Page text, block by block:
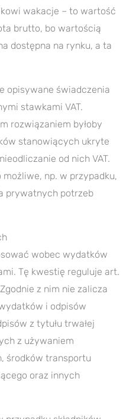
wakacje – to wartość
brutto, bo wartością
dostępna na rynku, a ta
opisywane świadczenia
stawkami VAT.
rozwiązaniem byłoby
stanowiących ukryte
od nich VAT.
np. w przypadku,
prywatnych potrzeb
wobec wydatków
Tę kwestię reguluje art.
z nim nie zalicza
i odpisów
z tytułu trwałej
z używaniem
środków transportu
oraz innych